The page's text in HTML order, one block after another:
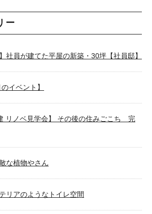
ー
社員が建てた平屋の新築・30坪【社員邸】
イベント】
リノベ見学会】 その後の住みごこち 完
な植物やさん
リアのようなトイレ空間